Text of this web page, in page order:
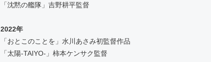
「沈黙の艦隊」吉野耕平監督
2022年
「おとこのことを」水川あさみ初監督作品
「太陽-TAIYO-」柿本ケンサク監督